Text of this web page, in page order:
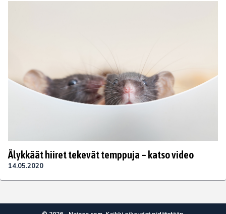
Älykkäät hiiret tekevät temppuja – katso video
14.05.2020